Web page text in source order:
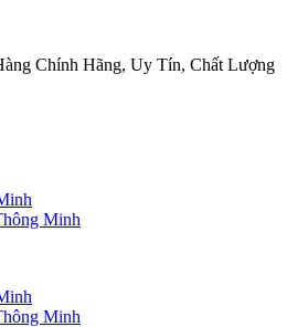
Chính Hãng, Uy Tín, Chất Lượng
Minh
Minh